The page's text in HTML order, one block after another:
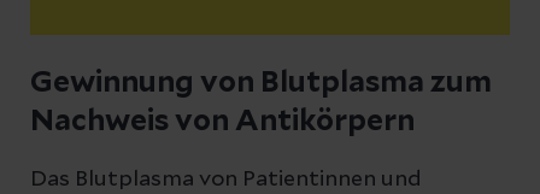
Gewinnung von Blutplasma zum
Nachweis von Antikörpern
Das Blutplasma von Patientinnen und